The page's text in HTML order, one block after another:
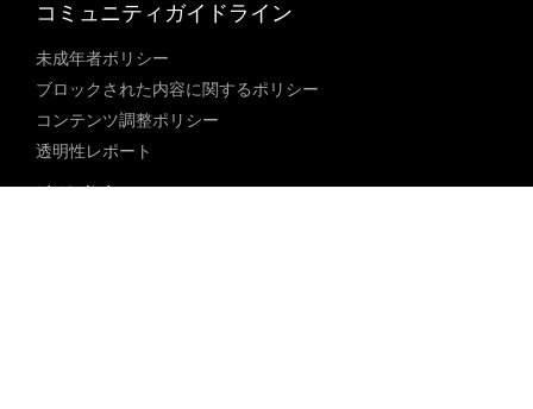
コミュニティガイドライン
未成年者ポリシー
ブロックされた内容に関するポリシー
コンテンツ調整ポリシー
透明性レポート